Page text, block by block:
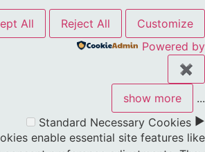
Customize
Reject All
All
Powered by
✖
...
show more
►
Necessary Cookies
Standard
enable essential site features like